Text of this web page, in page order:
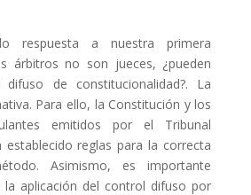
respuesta a nuestra primera
árbitros no son jueces, ¿pueden
de constitucionalidad?. La
Para ello, la Constitución y los
emitidos por el Tribunal
establecido reglas para la correcta
Asimismo, es importante
la aplicación del control difuso por